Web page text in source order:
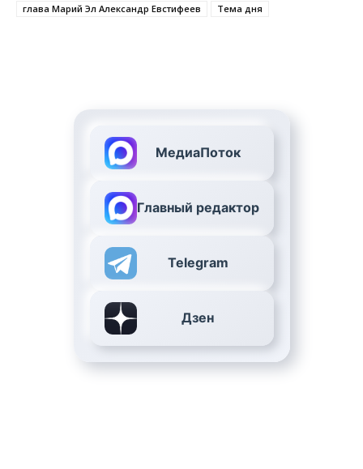
глава Марий Эл Александр Евстифеев Тема дня
МедиаПоток
Главный редактор
Telegram
Дзен